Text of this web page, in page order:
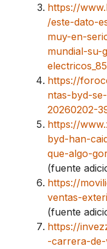
https://
/este-dato-
muy-en-
mundial-su-
https://
ntas-byd-
20260202-
https://
byd-han-
que-algo-
(fuente
https://
ventas-
(fuente
https://
-carrera-